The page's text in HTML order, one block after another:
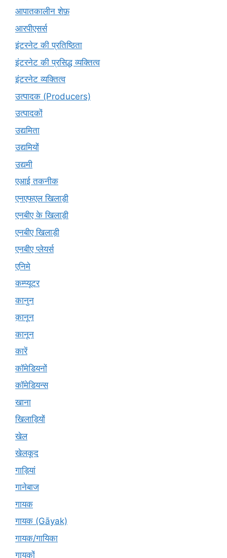
आपातकालीन शेफ़
आरपीएसर्स
इंटरनेट की प्रतिष्ठिता
इंटरनेट की प्रसिद्ध व्यक्तित्व
इंटरनेट व्यक्तित्व
उत्पादक (Producers)
उत्पादकों
उद्यमिता
उद्यमियों
उद्यमी
एआई तकनीक
एनएफएल खिलाड़ी
एनबीए के खिलाड़ी
एनबीए खिलाड़ी
एनबीए प्लेयर्स
एनिमे
कम्प्यूटर
कानुन
क़ानून
कानून
कारें
कॉमेडियनों
कॉमेडियन्स
खाना
खिलाड़ियों
खेल
खेलकूद
गाड़ियां
गानेबाज
गायक
गायक (Gāyak)
गायक/गायिका
गायकों